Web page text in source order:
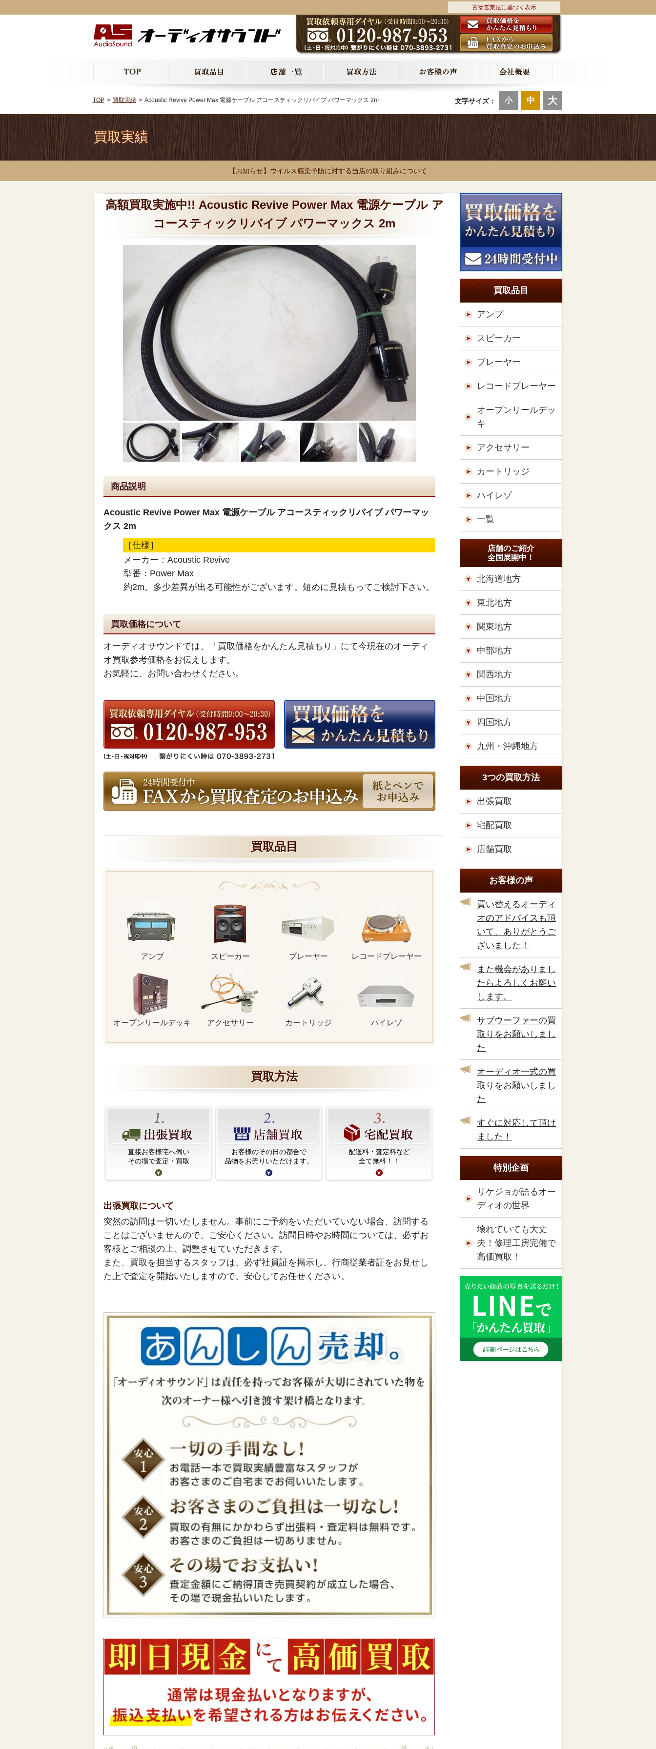
古物営業法に基づく表示
文字サイズ： 小 中 大
TOP 買取実績 Acoustic Revive Power Max 電源ケーブル アコースティックリバイブ パワーマックス 2m
買取実績
【お知らせ】ウイルス感染予防に対する当店の取り組みについて
高額買取実施中!! Acoustic Revive Power Max 電源ケーブル ア
コースティックリバイブ パワーマックス 2m
商品説明
Acoustic Revive Power Max 電源ケーブル アコースティックリバイブ パワーマッ
クス 2m
［仕様］
メーカー：Acoustic Revive
型番：Power Max
約2m。多少差異が出る可能性がございます。短めに見積もってご検討下さい。
買取価格について
オーディオサウンドでは、「買取価格をかんたん見積もり」にて今現在のオーディ
オ買取参考価格をお伝えします。
お気軽に、お問い合わせください。
買取品目
アンプ スピーカー プレーヤー レコードプレーヤー
オープンリールデッキ アクセサリー カートリッジ ハイレゾ
買取方法
直接お客様宅へ伺い
その場で査定・買取
お客様のその日の都合で
品物をお売りいただけます。
配送料・査定料など
全て無料！！
出張買取について
突然の訪問は一切いたしません。事前にご予約をいただいていない場合、訪問する
ことはございませんので、ご安心ください。訪問日時やお時間については、必ずお
客様とご相談の上、調整させていただきます。
また、買取を担当するスタッフは、必ず社員証を掲示し、行商従業者証をお見せし
た上で査定を開始いたしますので、安心してお任せください。
買取品目
アンプ
スピーカー
プレーヤー
レコードプレーヤー
オープンリールデッ
キ
アクセサリー
カートリッジ
ハイレゾ
一覧
店舗のご紹介
全国展開中！
北海道地方
東北地方
関東地方
中部地方
関西地方
中国地方
四国地方
九州・沖縄地方
3つの買取方法
出張買取
宅配買取
店舗買取
お客様の声
買い替えるオーディ
オのアドバイスも頂
いて、ありがとうご
ざいました！
また機会がありまし
たらよろしくお願い
します。
サブウーファーの買
取りをお願いしまし
た
オーディオ一式の買
取りをお願いしまし
た
すぐに対応して頂け
ました！
特別企画
リケジョが語るオー
ディオの世界
壊れていても大丈
夫！修理工房完備で
高価買取！